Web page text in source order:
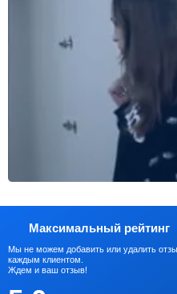
Максимальный рейтинг
Мы не можем добавить или удалить
каждым клиентом.
Ждем и ваш отзыв!